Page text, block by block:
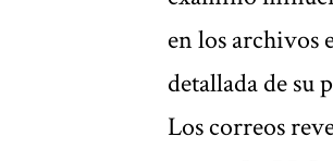
en los archivos
detallada de su
Los correos